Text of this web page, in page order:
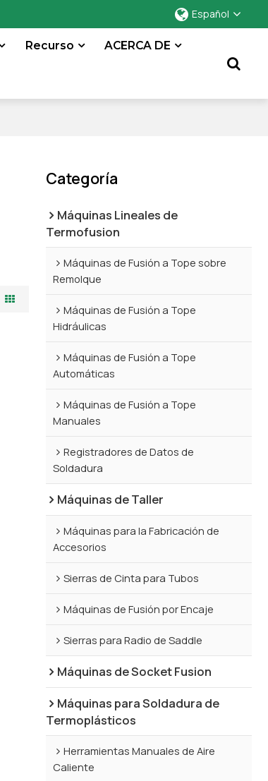
Español
Recurso ACERCA DE
Categoría
Máquinas Lineales de
Termofusion
Máquinas de Fusión a Tope sobre
Remolque
Máquinas de Fusión a Tope
Hidráulicas
Máquinas de Fusión a Tope
Automáticas
Máquinas de Fusión a Tope
Manuales
Registradores de Datos de
Soldadura
Máquinas de Taller
Máquinas para la Fabricación de
Accesorios
Sierras de Cinta para Tubos
Máquinas de Fusión por Encaje
Sierras para Radio de Saddle
Máquinas de Socket Fusion
Máquinas para Soldadura de
Termoplásticos
Herramientas Manuales de Aire
Caliente